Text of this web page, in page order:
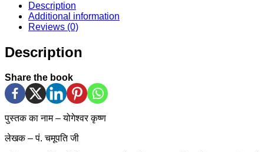
Description
Additional information
Reviews (0)
Description
Share the book
पुस्तक का नाम–योगेश्वर कृष्ण
लेखक–पं. चमूपति जी